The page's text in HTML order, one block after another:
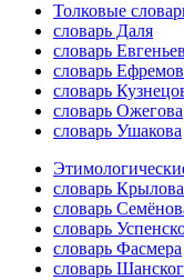
Толковые
словарь Даля
словарь
словарь
словарь
словарь Ожегова
словарь Ушакова
словарь Крылова
словарь
словарь
словарь Фасмера
словарь